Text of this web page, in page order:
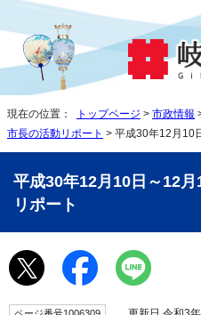
現在の位置： トップページ > 市政情報
市長の活動リポート > 平成30年12月10
平成30年12月10日～12
リポート
ページ番号1006309